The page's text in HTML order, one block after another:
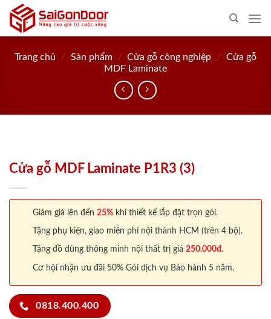
Skip
content
Trang chủ / Sản phẩm / Cửa gỗ công nghiệp /
Cửa gỗ
MDF Laminate
Cửa gỗ MDF Laminate P1R3 (3)
Giảm giá lên đến 25% khi thiết kế lắp đặt trọn gói.
Tặng phụ kiện, giao miễn phí nội thành HCM (trên 4 bộ).
Tặng đồ dùng thông minh nội thất trị giá 250.000đ.
Cơ hội nhận ưu đãi 50% Gói dịch vụ Bảo hành 5 năm.
0818.400.400